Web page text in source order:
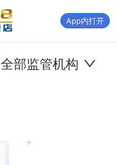
App内打开
全部监管机构